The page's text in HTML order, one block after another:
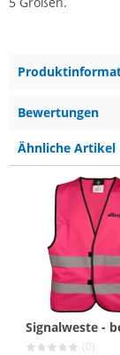
Bewertungen
Ähnliche Artikel
Signalweste -
(0)